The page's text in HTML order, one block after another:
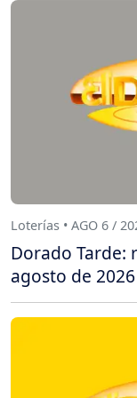
Loterías • AGO 6 /
Dorado Tarde:
agosto de 2026